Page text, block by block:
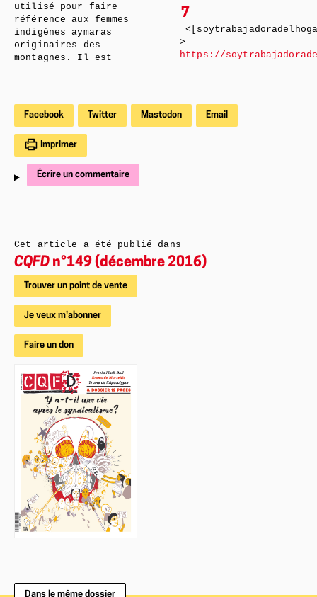
utilisé pour faire
référence aux femmes
indigènes aymaras
originaires des
montagnes. Il est
7
>
https://
Facebook Twitter Mastodon Email
Imprimer
Écrire un commentaire
Cet article a été publié dans
CQFD n°149 (décembre 2016)
Trouver un point de vente
Je veux m'abonner
Faire un don
Dans le même dossier